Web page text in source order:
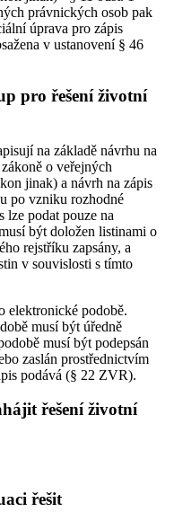
právnických osob pak
úprava pro zápis
v ustanovení § 46
pro řešení životní
na základě návrhu na
o veřejných
jinak) a návrh na zápis
po vzniku rozhodné
lze podat pouze na
být doložen listinami o
rejstříku zapsány, a
v souvislosti s tímto
elektronické podobě.
musí být úředně
musí být podepsán
zaslán prostřednictvím
podává (§ 22 ZVR).
řešení životní
řešit